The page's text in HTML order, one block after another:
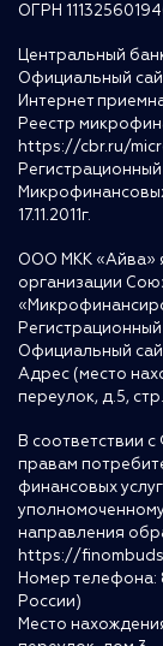
ОГРН
Центральный
Официальный
Интернет
Реестр
https://cbr.ru/
17.11.2011г.
ООО МКК «Айва»
организации
Официальный
Адрес (место
переулок, д.5,
В соответствии
правам
финансовых
направления
https://
Номер телефона:
России)
Место